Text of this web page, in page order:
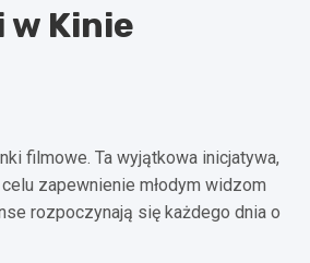
Kinie
filmowe. Ta wyjątkowa inicjatywa,
zapewnienie młodym widzom
rozpoczynają się każdego dnia o